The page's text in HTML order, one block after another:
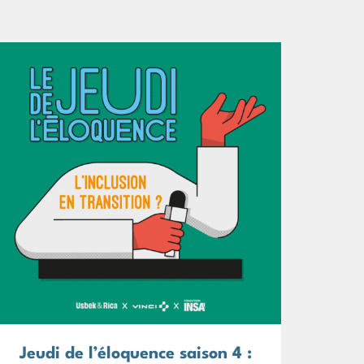
Jeudi de l’éloquence saison 4 :